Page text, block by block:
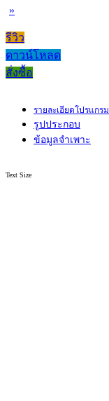
»
รีวิว
ดาวน์โหลด
สั่งซื้อ
รายละเอียดโปรแกรม
รูปประกอบ
ข้อมูลจำเพาะ
Text Size